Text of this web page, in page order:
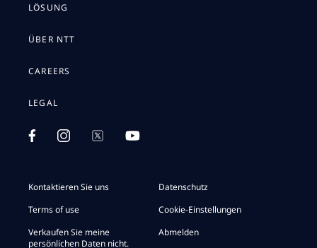
LÖSUNG
ÜBER NTT
CAREERS
LEGAL
Kontaktieren Sie uns
Datenschutz
Terms of use
Cookie-Einstellungen
Verkaufen Sie meine
persönlichen Daten nicht.
Abmelden